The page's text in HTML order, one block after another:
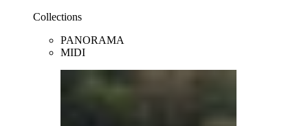
Collections
PANORAMA
MIDI